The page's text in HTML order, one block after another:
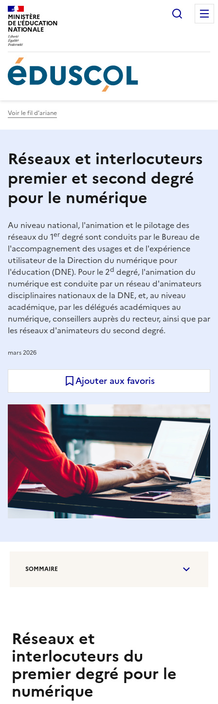
Gestion de vos préférences sur les cookies
MINISTÈRE
DE L'ÉDUCATION
NATIONALE
Voir le fil d'ariane
Réseaux et interlocuteurs
premier et second degré
pour le numérique
Au niveau national, l'animation et le pilotage des
réseaux du 1er degré sont conduits par le Bureau de
l'accompagnement des usages et de l'expérience
utilisateur de la Direction du numérique pour
l'éducation (DNE). Pour le 2d degré, l'animation du
numérique est conduite par un réseau d'animateurs
disciplinaires nationaux de la DNE, et, au niveau
académique, par les délégués académiques au
numérique, conseillers auprès du recteur, ainsi que par
les réseaux d'animateurs du second degré.
mars 2026
Ajouter aux favoris
SOMMAIRE
Réseaux et
interlocuteurs du
premier degré pour le
numérique